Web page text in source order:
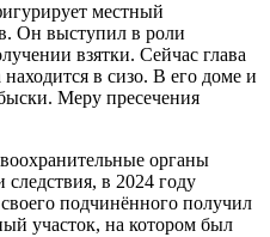
местный
Он выступил в роли
взятки. Сейчас глава
в сизо. В его доме и
Меру пресечения
органы
в 2024 году
подчинённого получил
участок, на котором был